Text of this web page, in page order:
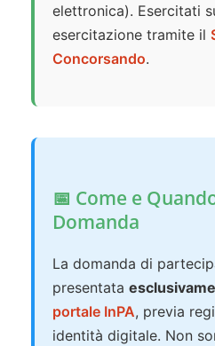
elettronica). Esercitati
esercitazione tramite il
Concorsando.
📅 Come e
Domanda
La domanda di
presentata
portale InPA, previa
identità digitale. Non